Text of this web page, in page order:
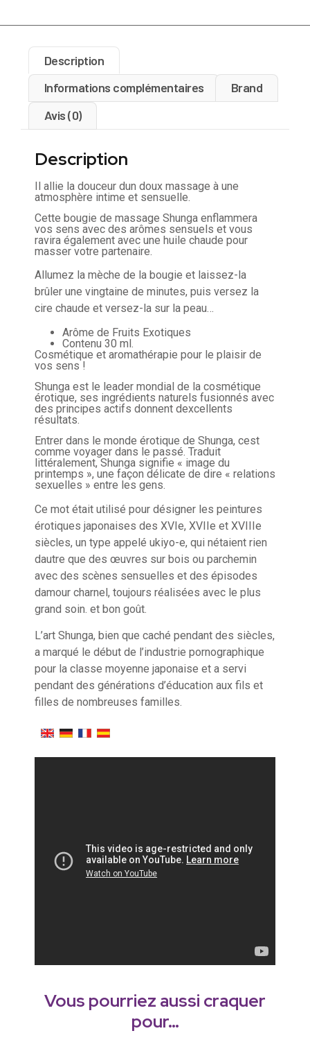
Description
Informations complémentaires
Brand
Avis (0)
Description
Il allie la douceur dun doux massage à une
atmosphère intime et sensuelle.
Cette bougie de massage Shunga enflammera
vos sens avec des arômes sensuels et vous
ravira également avec une huile chaude pour
masser votre partenaire.
Allumez la mèche de la bougie et laissez-la
brûler une vingtaine de minutes, puis versez la
cire chaude et versez-la sur la peau…
Arôme de Fruits Exotiques
Contenu 30 ml.
Cosmétique et aromathérapie pour le plaisir de
vos sens !
Shunga est le leader mondial de la cosmétique
érotique, ses ingrédients naturels fusionnés avec
des principes actifs donnent dexcellents
résultats.
Entrer dans le monde érotique de Shunga, cest
comme voyager dans le passé. Traduit
littéralement, Shunga signifie « image du
printemps », une façon délicate de dire « relations
sexuelles » entre les gens.
Ce mot était utilisé pour désigner les peintures
érotiques japonaises des XVIe, XVIIe et XVIIIe
siècles, un type appelé ukiyo-e, qui nétaient rien
dautre que des œuvres sur bois ou parchemin
avec des scènes sensuelles et des épisodes
damour charnel, toujours réalisées avec le plus
grand soin. et bon goût.
L’art Shunga, bien que caché pendant des siècles,
a marqué le début de l’industrie pornographique
pour la classe moyenne japonaise et a servi
pendant des générations d’éducation aux fils et
filles de nombreuses familles.
Vous pourriez aussi craquer
pour…